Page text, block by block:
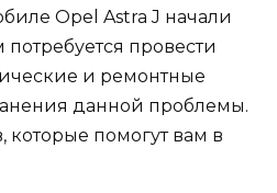
Opel Astra J начали
потребуется провести
и ремонтные
данной проблемы.
которые помогут вам в